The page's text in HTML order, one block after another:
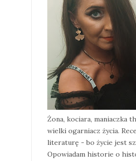
Żona, kociara, maniaczka
wielki ogarniacz życia.
literaturę - bo życie jest
Opowiadam historie o